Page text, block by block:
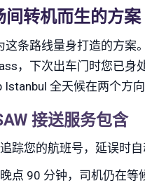
转机而生的方案
条路线量身打造的方案
，下次出车门时您已身
Istanbul 全天候在两个方
接送服务包含
踪您的航班号，延误时
点 90 分钟，司机仍在等